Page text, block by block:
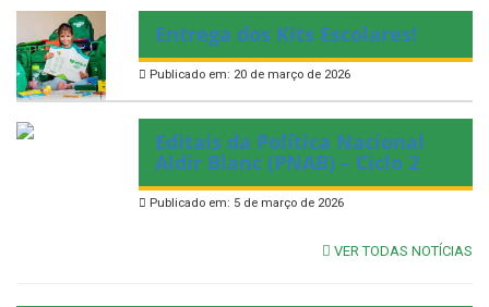
Entrega dos Kits Escolares!
Publicado em: 20 de março de 2026
Editais da Política Nacional
Aldir Blanc (PNAB) – Ciclo 2
Publicado em: 5 de março de 2026
VER TODAS NOTÍCIAS